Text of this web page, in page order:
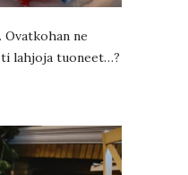
ne
lahjoja tuoneet…?